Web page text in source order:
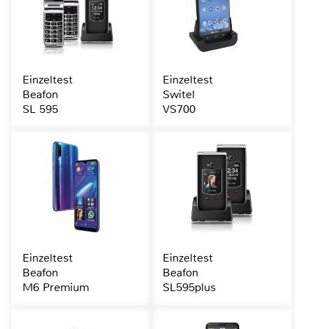
Einzeltest
Beafon
SL 595
Einzeltest
Switel
VS700
Einzeltest
Beafon
M6 Premium
Einzeltest
Beafon
SL595plus